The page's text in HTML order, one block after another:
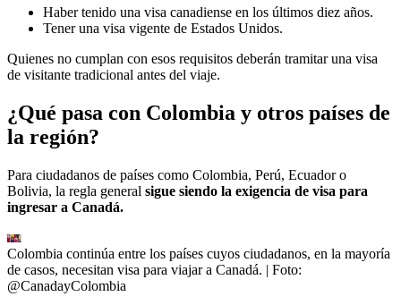
Haber tenido una visa canadiense en los últimos diez años.
Tener una visa vigente de Estados Unidos.
Quienes no cumplan con esos requisitos deberán tramitar una visa
de visitante tradicional antes del viaje.
¿Qué pasa con Colombia y otros países de
la región?
Para ciudadanos de países como Colombia, Perú, Ecuador o
Bolivia, la regla general sigue siendo la exigencia de visa para
ingresar a Canadá.
Colombia continúa entre los países cuyos ciudadanos, en la mayoría
de casos, necesitan visa para viajar a Canadá. | Foto:
@CanadayColombia